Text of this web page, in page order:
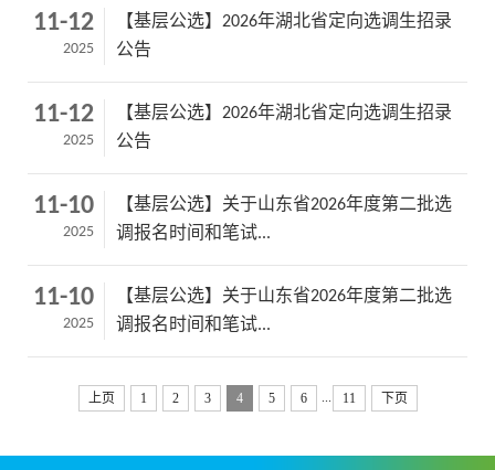
11-12
2025
【基层公选】2026年湖北省定向选调生招录
公告
11-12
2025
【基层公选】2026年湖北省定向选调生招录
公告
11-10
2025
【基层公选】关于山东省2026年度第二批选
调报名时间和笔试...
11-10
2025
【基层公选】关于山东省2026年度第二批选
调报名时间和笔试...
上页 1 2 3 4 5 6 ... 11 下页